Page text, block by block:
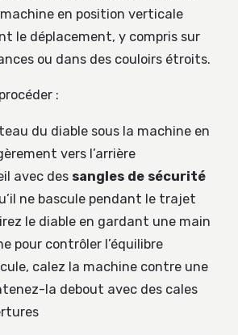
en position verticale
le déplacement, y compris sur
ou dans des couloirs étroits.
:
du diable sous la machine en
vers l’arrière
avec des sangles de sécurité
ne bascule pendant le trajet
le diable en gardant une main
pour contrôler l’équilibre
calez la machine contre une
la debout avec des cales